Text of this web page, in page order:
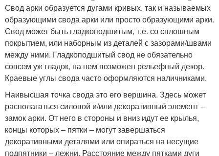
Свод арки образуется дугами кривых, так и называемых
образующими свода арки или просто образующими арки.
Свод может быть гладкоподшитым, т.е. со сплошным
покрытием, или наборным из деталей с зазорами/швами
между ними. Гладкоподшитый свод не обязательно
совсем уж гладок, на нем возможен рельефный декор.
Краевые углы свода часто оформляются наличниками.
Наивысшая точка свода это его вершина. Здесь может
располагаться силовой и/или декоративный элемент –
замок арки. От него в стороны и вниз идут ее крылья,
концы которых – пятки – могут завершаться
декоративными деталями или опираться на несущие
подпятники – лежни. Расстояние между пятками дуги